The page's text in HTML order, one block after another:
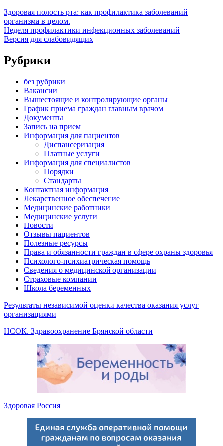
Здоровая полость рта: как профилактика заболеваний
организма в целом.
Неделя профилактики инфекционных заболеваний
Версия для слабовидящих
Рубрики
без рубрики
Вакансии
Вышестоящие и контролирующие органы
График приема граждан главным врачом
Документы
Запись на прием
Информация для пациентов
Диспансеризация
Платные услуги
Информация для специалистов
Порядки
Стандарты
Контактная информация
Лекарственное обеспечение
Медицинские работники
Медицинские услуги
Новости
Отзывы пациентов
Полезные ресурсы
Права и обязанности граждан в сфере охраны здоровья
Психолого-психиатрическая помощь
Сведения о медицинской организации
Страховые компании
Школа беременных
Результаты независимой оценки качества оказания услуг
организациями
НСОК. Здравоохранение Брянской области
Здоровая Россия